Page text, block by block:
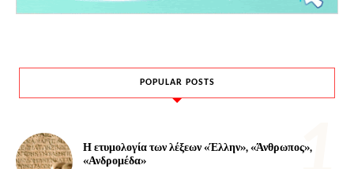
POPULAR POSTS
Η ετυμολογία των λέξεων «Έλλην», «Άνθρωπος»,
«Ανδρομέδα»